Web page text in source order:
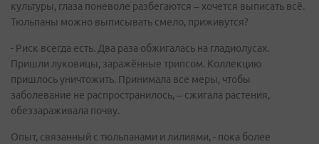
культуры, глаза поневоле разбегаются – хочется выписать всё.
Тюльпаны можно выписывать смело, приживутся?
- Риск всегда есть. Два раза обжигалась на гладиолусах.
Пришли луковицы, заражённые трипсом. Коллекцию
пришлось уничтожить. Принимала все меры, чтобы
заболевание не распространилось, – сжигала растения,
обеззараживала почву.
Опыт, связанный с тюльпанами и лилиями, - пока более